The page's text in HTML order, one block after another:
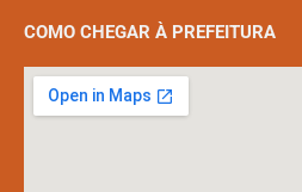
COMO CHEGAR À PREFEITURA